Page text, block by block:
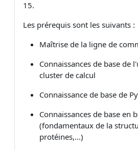
15.
Les prérequis sont les suivants :
Maîtrise de la ligne de
Connaissances de base de
cluster de calcul
Connaissance de base de
Connaissances de base en
(fondamentaux de la
protéines,...)